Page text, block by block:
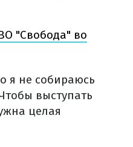
"Свобода" во
я не собираюсь
выступать
целая